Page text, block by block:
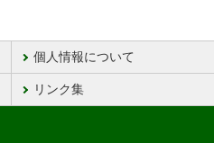
個人情報について
リンク集